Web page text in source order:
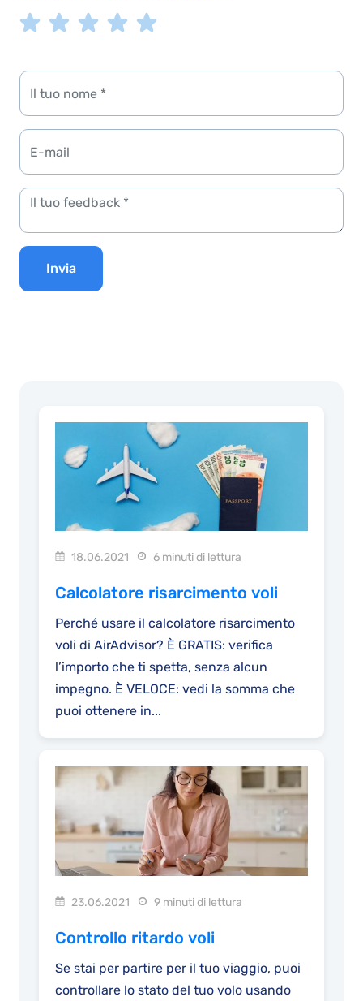
Invia
18.06.2021 6 minuti di lettura
Calcolatore risarcimento voli
Perché usare il calcolatore risarcimento
voli di AirAdvisor? È GRATIS: verifica
l’importo che ti spetta, senza alcun
impegno. È VELOCE: vedi la somma che
puoi ottenere in...
23.06.2021 9 minuti di lettura
Controllo ritardo voli
Se stai per partire per il tuo viaggio, puoi
controllare lo stato del tuo volo usando